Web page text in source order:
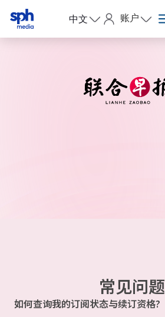
中文 账户
常见问题
如何查询我的订阅状态与续订资格?